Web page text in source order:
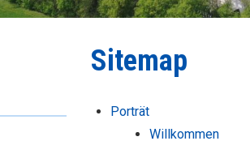
Sitemap
Porträt
Willkommen